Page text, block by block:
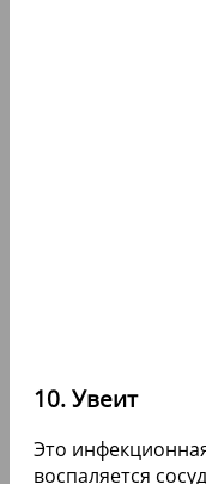
10. Увеит
Это
воспаляется